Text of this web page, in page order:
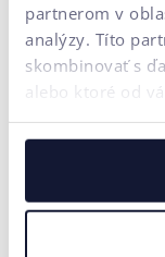
partnerom v
analýzy. Títo
skombinovať s
alebo ktoré od